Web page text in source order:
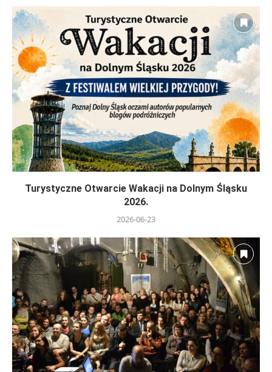
Turystyczne Otwarcie Wakacji na Dolnym Śląsku
2026.
2026-06-23